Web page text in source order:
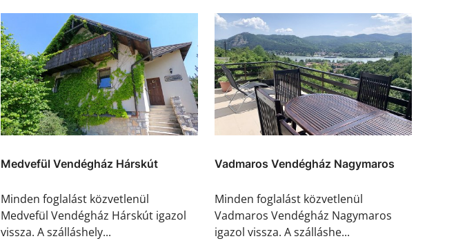
Medvefül Vendégház Hárskút
Minden foglalást közvetlenül
Medvefül Vendégház Hárskút igazol
vissza. A szálláshely...
Vadmaros Vendégház Nagymaros
Minden foglalást közvetlenül
Vadmaros Vendégház Nagymaros
igazol vissza. A szálláshe...